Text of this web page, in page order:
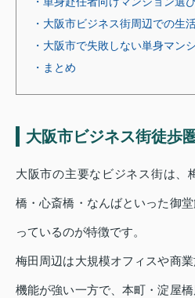
・大阪市ビジネス街周辺での生
・大阪市で失敗しない単身マン
・まとめ
大阪市ビジネス街徒歩
大阪市の主要なビジネス街は、
橋・心斎橋・なんばといった御
っているのが特徴です。
梅田周辺は大規模オフィスや商
機能が強い一方で、本町・淀屋